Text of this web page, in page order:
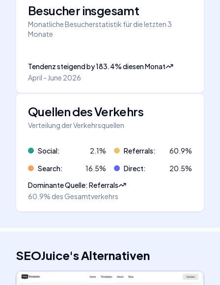
Besucher insgesamt
Monatliche Besucherstatistik für die letzten 3
Monate
Tendenz steigendby183.4%diesen Monat
April - June 2026
Quellen des Verkehrs
Verteilung der Verkehrsquellen
Social: 2.1% Referrals: 60.9%
Search: 16.5% Direct: 20.5%
Dominante Quelle:Referrals
60.9% des Gesamtverkehrs
SEOJuice'sAlternativen